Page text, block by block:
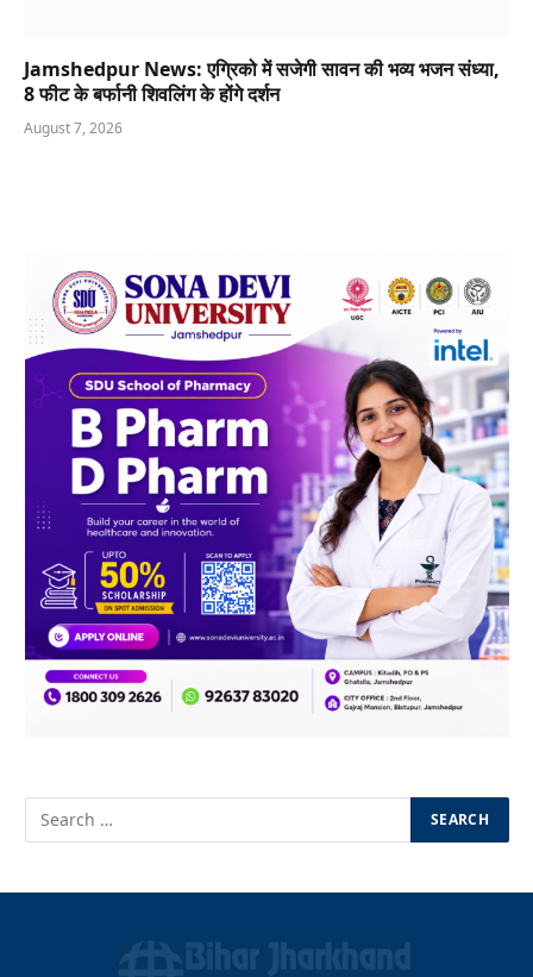
Jamshedpur News: एग्रिको में सजेगी सावन की भव्य भजन संध्या,
8 फीट के बर्फानी शिवलिंग के होंगे दर्शन
August 7, 2026